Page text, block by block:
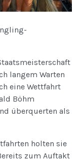
langem Warten
eine Wettfahrt
Böhm
überquerten als
holten sie
zum Auftakt